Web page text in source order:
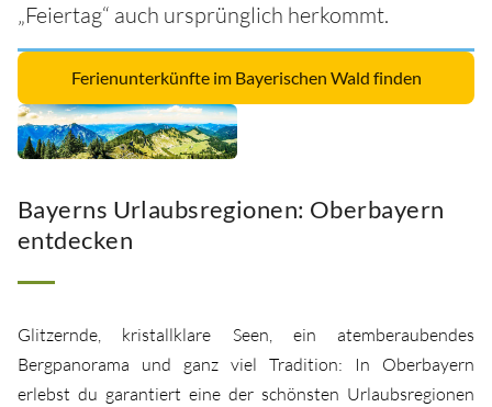
„Feiertag“ auch ursprünglich herkommt.
Ferienunterkünfte im Bayerischen Wald finden
Bayerns Urlaubsregionen: Oberbayern
entdecken
Glitzernde, kristallklare Seen, ein atemberaubendes
Bergpanorama und ganz viel Tradition: In Oberbayern
erlebst du garantiert eine der schönsten Urlaubsregionen